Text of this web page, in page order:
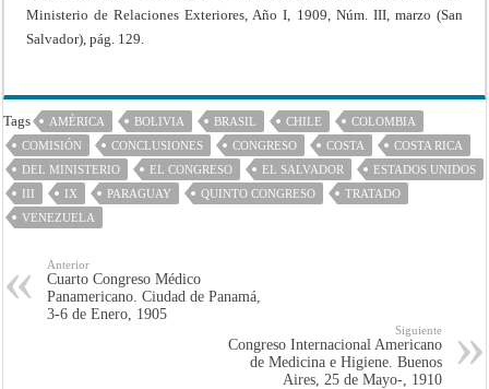
Ministerio de Relaciones Exteriores, Año I, 1909, Núm. III, marzo (San
Salvador), pág. 129.
Tags AMÉRICA BOLIVIA BRASIL CHILE
COLOMBIA
COMISIÓN
CONCLUSIONES CONGRESO COSTA
COSTA RICA
DEL MINISTERIO
EL CONGRESO EL SALVADOR
ESTADOS UNIDOS
III
IX PARAGUAY QUINTO CONGRESO
TRATADO
VENEZUELA
Anterior
Cuarto Congreso Médico
Panamericano. Ciudad de Panamá,
3-6 de Enero, 1905
Siguiente
Congreso Internacional Americano
de Medicina e Higiene. Buenos
Aires, 25 de Mayo-, 1910